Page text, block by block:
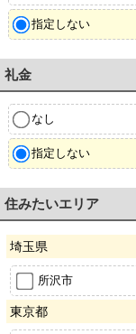
指定しない
礼金
なし
指定しない
住みたいエリア
埼玉県
所沢市
東京都